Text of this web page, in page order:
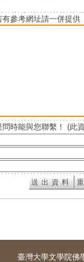
參考網址請一併提供
時能與您聯繫！ (此
臺灣大學文學院佛